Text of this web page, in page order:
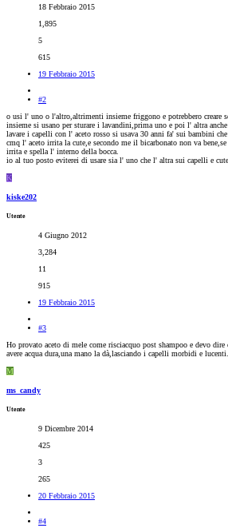
18 Febbraio 2015
1,895
5
615
19 Febbraio 2015
#2
o usi l' uno o l'altro,altrimenti insieme friggono e potrebbero creare
insieme si usano per sturare i lavandini,prima uno e poi l' altra
lavare i capelli con l' aceto rosso si usava 30 anni fa' sui bambini
cmq l' aceto irrita la cute,e secondo me il bicarbonato non va
irrita e spella l' interno della bocca.
io al tuo posto eviterei di usare sia l' uno che l' altra sui capelli e cute.
K
kiske202
Utente
4 Giugno 2012
3,284
11
915
19 Febbraio 2015
#3
Ho provato aceto di mele come risciacquo post shampoo e devo dire
avere acqua dura,una mano la dà,lasciando i capelli morbidi e lucenti.
M
ms_candy
Utente
9 Dicembre 2014
425
3
265
20 Febbraio 2015
#4